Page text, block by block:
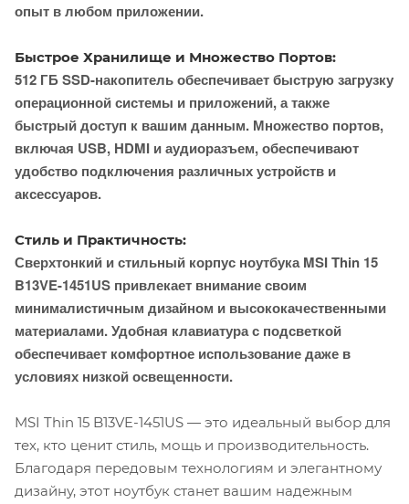
опыт в любом приложении.
Быстрое Хранилище и Множество Портов:
512 ГБ SSD-накопитель обеспечивает быструю загрузку
операционной системы и приложений, а также
быстрый доступ к вашим данным. Множество портов,
включая USB, HDMI и аудиоразъем, обеспечивают
удобство подключения различных устройств и
аксессуаров.
Стиль и Практичность:
Сверхтонкий и стильный корпус ноутбука MSI Thin 15
B13VE-1451US привлекает внимание своим
минималистичным дизайном и высококачественными
материалами. Удобная клавиатура с подсветкой
обеспечивает комфортное использование даже в
условиях низкой освещенности.
MSI Thin 15 B13VE-1451US — это идеальный выбор для
тех, кто ценит стиль, мощь и производительность.
Благодаря передовым технологиям и элегантному
дизайну, этот ноутбук станет вашим надежным